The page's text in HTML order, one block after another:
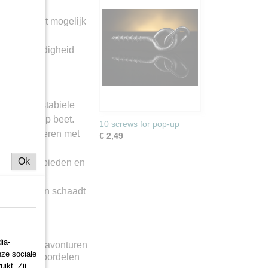
maakt het mogelijk
bestendigheid
en stabiele
kans op beet.
met
visgebieden en
en schaadt
uw visavonturen
tal van voordelen
10 screws for pop-up
€ 2,49
Ok
sociale
Zij